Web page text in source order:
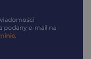
podany e-mail na
.